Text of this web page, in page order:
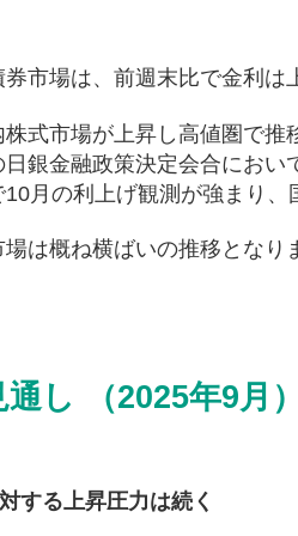
券市場は、前週末比で金利
式市場が上昇し高値圏で
銀金融政策決定会合にお
月の利上げ観測が強まり
場は概ね横ばいの推移となり
通し （2025年9月
する上昇圧力は続く